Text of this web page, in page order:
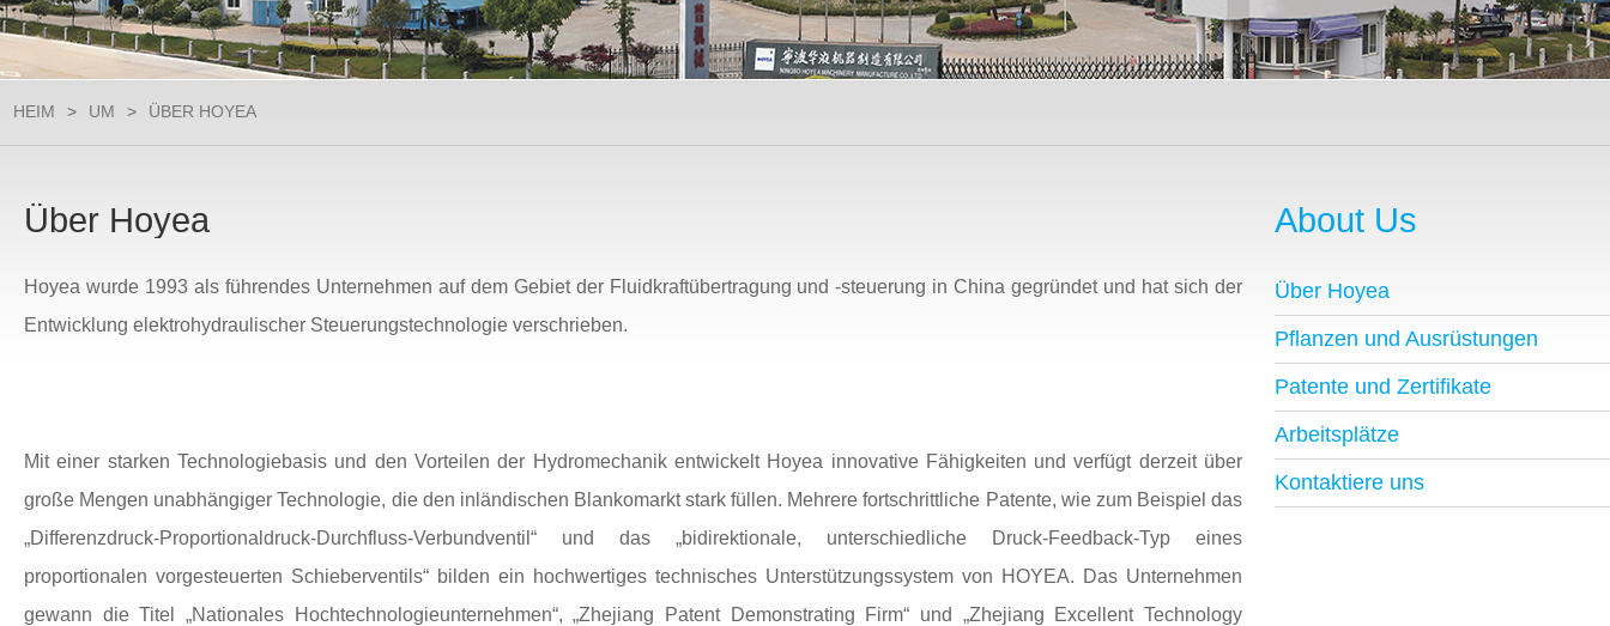
HEIM > UM > ÜBER HOYEA
About Us
Über Hoyea
Pflanzen und Ausrüstungen
Patente und Zertifikate
Arbeitsplätze
Kontaktiere uns
Über Hoyea
Hoyea wurde 1993 als führendes Unternehmen auf dem Gebiet der Fluidkraftübertragung und -steuerung in China gegründet und hat sich der
Entwicklung elektrohydraulischer Steuerungstechnologie verschrieben.
Mit einer starken Technologiebasis und den Vorteilen der Hydromechanik entwickelt Hoyea innovative Fähigkeiten und verfügt derzeit über
große Mengen unabhängiger Technologie, die den inländischen Blankomarkt stark füllen. Mehrere fortschrittliche Patente, wie zum Beispiel das
„Differenzdruck-Proportionaldruck-Durchfluss-Verbundventil“ und das „bidirektionale, unterschiedliche Druck-Feedback-Typ eines
proportionalen vorgesteuerten Schieberventils“ bilden ein hochwertiges technisches Unterstützungssystem von HOYEA. Das Unternehmen
gewann die Titel „Nationales Hochtechnologieunternehmen“, „Zhejiang Patent Demonstrating Firm“ und „Zhejiang Excellent Technology